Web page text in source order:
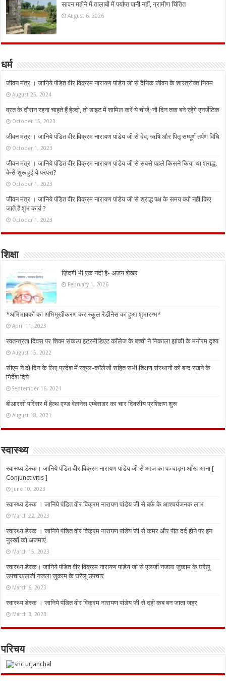
सावन महीने में तालाबों में पर्याप्त पानी नहीं, ग्रामीण चिंतित
August 6, 2026
धर्म
जीवन मंत्र । जानिये पंडित वीर विक्रम नारायण पांडेय जी से दैनिक जीवन के शास्त्रोक्त नियम
August 25, 2024
व्रत के दौरान रहना चाहते हैं हेल्दी, तो डाइट में शामिल करें ये चीजें; नौ दिन तक बने रहेंगे एनर्जेटिक
October 15, 2023
जीवन मंत्र । जानिये पंडित वीर विक्रम नारायण पांडेय जी से देव, ऋषि और पितृ सम्पूर्ण तर्पण विधि
October 1, 2023
जीवन मंत्र । जानिये पंडित वीर विक्रम नारायण पांडेय जी से सबसे पहले किसने किया था श्राद्ध,
कैसे शुरू हुई ये परंपरा?
October 1, 2023
जीवन मंत्र । जानिये पंडित वीर विक्रम नारायण पांडेय जी से श्राद्ध पक्ष के समय क्यों नहीं किए
जाते हैं शुभ कार्य ?
October 1, 2023
शिक्षा
ज़िंदगी भी एक नदी है- अजय शेखर
February 1, 2026
*अभिभावकों का अभिमुखीकरण कर स्कूल रेडीनेस का हुआ शुभारम्भ*
April 11, 2023
स्वतन्त्रता दिवस पर शिवम संकल्प इंटरमीडिएट कॉलेज के बच्चों ने निकाला झांकी के मनोरम दृश्य
August 15, 2022
सीएम ने दो दिन के लिए प्रदेश में स्कूल-कॉलेजों सहित सभी शिक्षण संस्थानों को बन्द रखने के
निर्देश दिये
September 16, 2021
बीआरसी परिसर में हेल्थ एण्ड वेलनेस एम्बेसडर का चार दिवसीय प्रशिक्षण शुरू
August 18, 2021
स्वास्थ्य
स्वास्थ्य डेस्क। जानिये पंडित वीर विक्रम नारायण पांडेय जी से आज का पञ्चाङ्ग आँख आना [
Conjunctivitis ]
June 10, 2023
स्वास्थ्य डेस्क । जानिये पंडित वीर विक्रम नारायण पांडेय जी से बर्फ के आश्चर्यजनक लाभ
March 22, 2023
स्वास्थ्य डेस्क । जानिये पंडित वीर विक्रम नारायण पांडेय जी से कमर और पीठ दर्द होने पर इन
नुस्‍खों को अजमाएं
March 15, 2023
स्वास्थ्य डेस्क। जानिये पंडित वीर विक्रम नारायण पांडेय जी से एलर्जी नजला जुकाम के घरेलू
उपचारएलर्जी नजला जुकाम के घरेलू उपचार
March 6, 2023
स्वास्थ्य डेस्क । जानिये पंडित वीर विक्रम नारायण पांडेय जी से दही कब बन जाता जहर
March 3, 2023
परिचय